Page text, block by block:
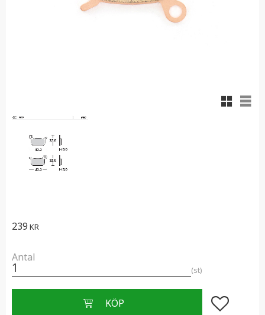
239 KR
Antal
st
Lägg till i